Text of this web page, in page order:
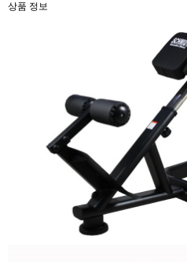
상품 정보